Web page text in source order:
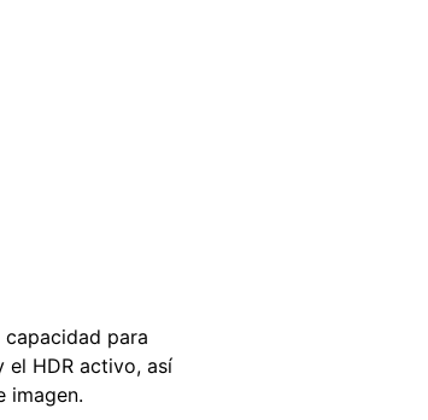
para
el HDR activo, así
imagen.